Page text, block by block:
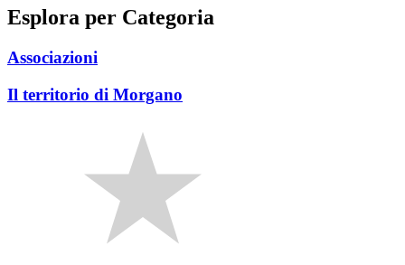
Esplora per Categoria
Associazioni
Il territorio di Morgano